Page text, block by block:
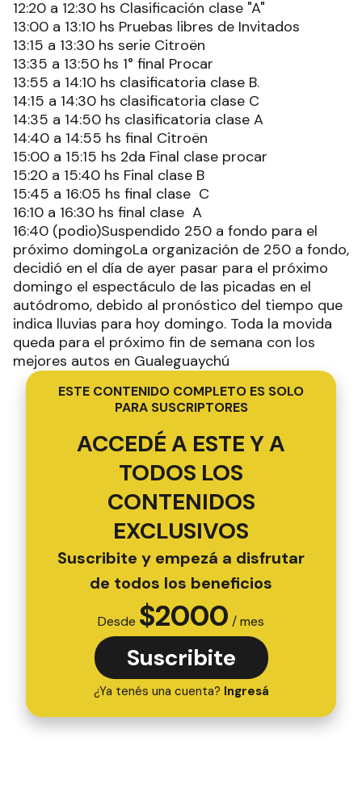
12:20 a 12:30 hs Clasificación clase "A"
13:00 a 13:10 hs Pruebas libres de Invitados
13:15 a 13:30 hs serie Citroën
13:35 a 13:50 hs 1° final Procar
13:55 a 14:10 hs clasificatoria clase B.
14:15 a 14:30 hs clasificatoria clase C
14:35 a 14:50 hs clasificatoria clase A
14:40 a 14:55 hs final Citroën
15:00 a 15:15 hs 2da Final clase procar
15:20 a 15:40 hs Final clase B
15:45 a 16:05 hs final clase C
16:10 a 16:30 hs final clase A
16:40 (podio)Suspendido 250 a fondo para el
próximo domingoLa organización de 250 a fondo,
decidió en el día de ayer pasar para el próximo
domingo el espectáculo de las picadas en el
autódromo, debido al pronóstico del tiempo que
indica lluvias para hoy domingo. Toda la movida
queda para el próximo fin de semana con los
mejores autos en Gualeguaychú
ESTE CONTENIDO COMPLETO ES SOLO
PARA SUSCRIPTORES
ACCEDÉ A ESTE Y A
TODOS LOS
CONTENIDOS
EXCLUSIVOS
Suscribite y empezá a disfrutar
de todos los beneficios
Desde $2000 / mes
Suscribite
¿Ya tenés una cuenta? Ingresá